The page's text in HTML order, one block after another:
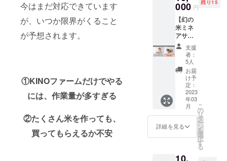
今はまだ対応できています
が、いつか限界がくること
が予想されます。
①KINOファームだけでやる
には、作業量が多すぎる
②たくさん米を作っても、
買ってもらえるか不安
元有志
の会に
よる手
作りの
炭窯で
焼きま
した。
材料は
地元の
広葉樹
林から
切り出
した雑
木で
種はコ
ナラ・
の「特
Ａ」評
価を得
まし
た。小
粒です
が甘
み・粘
りがあ
り、冷
めても
美味し
いと評
判のお
す。 山
牛蒡味
アサヒ
という
品種で
す。流
通量の
少なさ
から
「幻の
米」と
呼ばれ
る事も
ありま
す。令
和2年度
の食味
ランキ
知県産
舗・丸
加醸造
場の商
品山牛
蒡味噌
漬ほか
漬物と
特製焼
肉のタ
レの
セット
です。
お米は
標高約
400メー
トルの
た、当
000 円
残り15
【幻の
米ミネ
アサヒ
満喫
セット
⑥】
KINO
ファー
ムで栽
培した
減農薬
特別栽
培米ミ
ネアサ
ヒ5kg
と、地
志グ
支援
者：
5人
お届
け予
定：
2023
年03
月
詳細を見る
こ
の
リ
タ
ー
ン
を
選
択
す
る